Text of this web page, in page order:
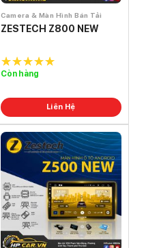
Camera & Màn Hình Bán Tải
ZESTECH Z800 NEW
5.0out of
Còn hàng
Liên Hệ